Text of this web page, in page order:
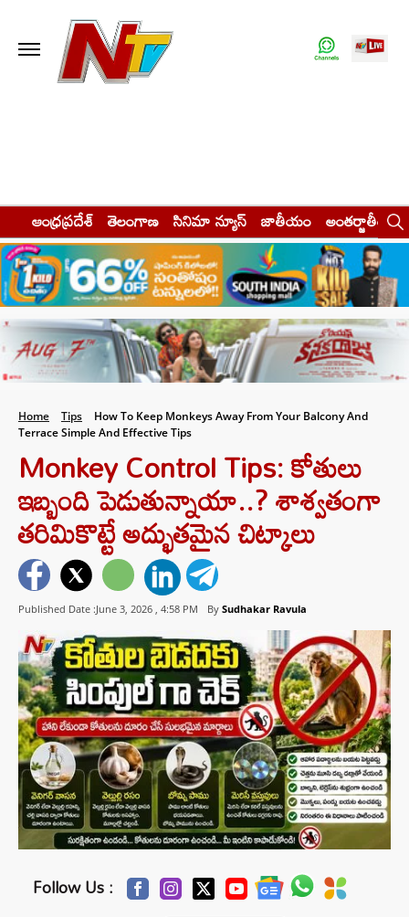
ఆంధ్రప్రదేశ్ తెలంగాణ సినిమా న్యూస్ జాతీయం అంతర్జాతీయం
Home Tips
How To Keep Monkeys Away From Your Balcony And
Terrace Simple And Effective Tips
Monkey Control Tips: కోతులు
ఇబ్బంది పెడుతున్నాయా..? శాశ్వతంగా
తరిమికొట్టే అద్భుతమైన చిట్కాలు
Published Date :June 3, 2026 , 4:58 PM By Sudhakar Ravula
Follow Us :